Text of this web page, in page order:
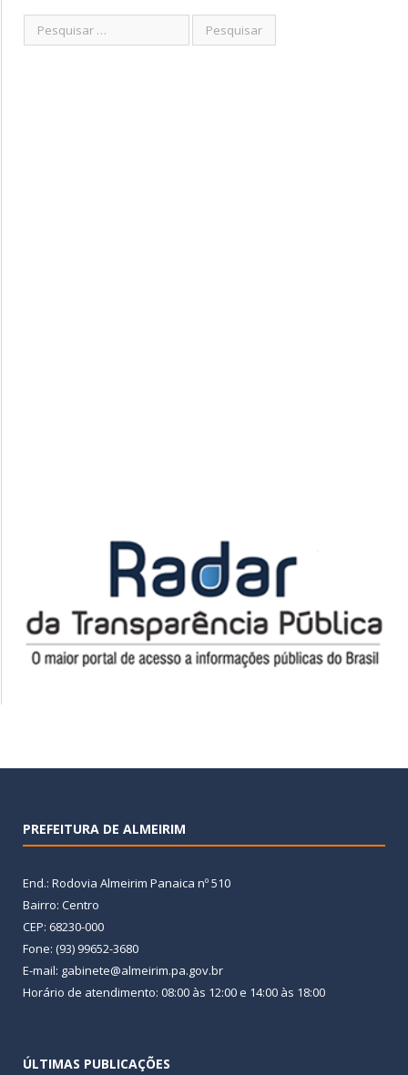
PREFEITURA DE ALMEIRIM
End.: Rodovia Almeirim Panaica nº 510
Bairro: Centro
CEP: 68230-000
Fone: (93) 99652-3680
E-mail: gabinete@almeirim.pa.gov.br
Horário de atendimento: 08:00 às 12:00 e 14:00 às 18:00
ÚLTIMAS PUBLICAÇÕES